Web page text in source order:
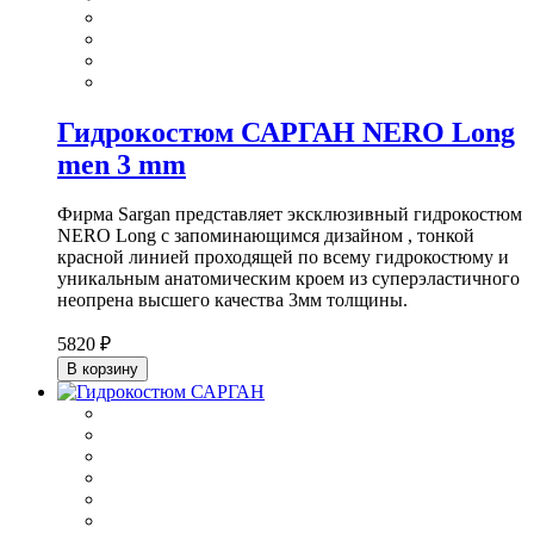
Гидрокостюм САРГАН NERO Long
men 3 mm
Фирма Sargan представляет эксклюзивный гидрокостюм
NERO Long с запоминающимся дизайном , тонкой
красной линией проходящей по всему гидрокостюму и
уникальным анатомическим кроем из суперэластичного
неопрена высшего качества 3мм толщины.
5820 ₽
В корзину